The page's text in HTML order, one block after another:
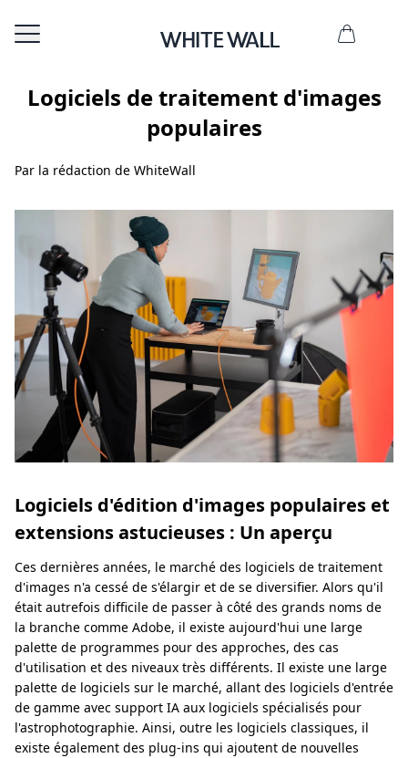
Logiciels de traitement d'images
populaires
Par la rédaction de WhiteWall
Logiciels d'édition d'images populaires et
extensions astucieuses : Un aperçu
Ces dernières années, le marché des logiciels de traitement
d'images n'a cessé de s'élargir et de se diversifier. Alors qu'il
était autrefois difficile de passer à côté des grands noms de
la branche comme Adobe, il existe aujourd'hui une large
palette de programmes pour des approches, des cas
d'utilisation et des niveaux très différents. Il existe une large
palette de logiciels sur le marché, allant des logiciels d'entrée
de gamme avec support IA aux logiciels spécialisés pour
l'astrophotographie. Ainsi, outre les logiciels classiques, il
existe également des plug-ins qui ajoutent de nouvelles